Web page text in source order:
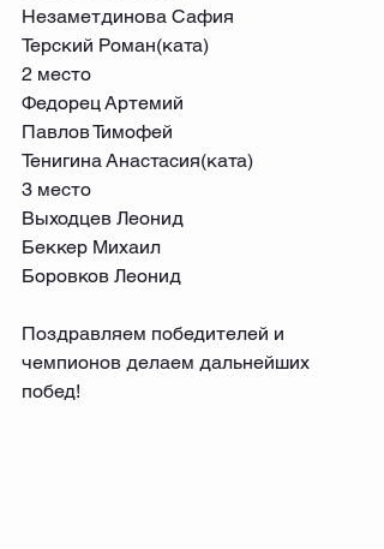
Незаметдинова Сафия
Терский Роман(ката)
2 место
Федорец Артемий
Павлов Тимофей
Тенигина Анастасия(ката)
3 место
Выходцев Леонид
Беккер Михаил
Боровков Леонид
Поздравляем победителей и
чемпионов делаем дальнейших
побед!